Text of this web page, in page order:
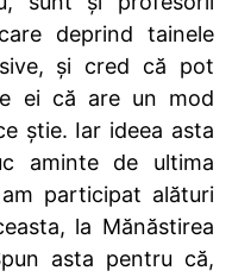
deprind tainele
și cred că pot
ei că are un mod
știe. Iar ideea asta
aminte de ultima
participat alături
la Mănăstirea
asta pentru că,